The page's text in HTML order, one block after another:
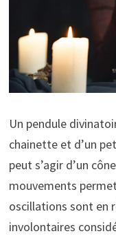
Un pendule
chainette et d’un
peut s’agir d’un
mouvements
oscillations sont en
involontaires